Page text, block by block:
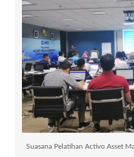
Suasana Pelatihan Activo Asset